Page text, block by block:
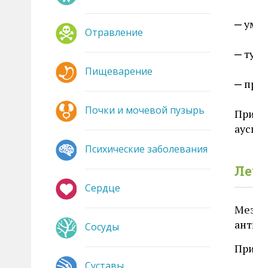
Отравление
Пищеварение
Почки и мочевой пузырь
Психические заболевания
Сердце
Сосуды